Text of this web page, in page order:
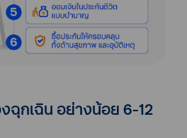
งฉุกเฉิน อย่างน้อย 6-12